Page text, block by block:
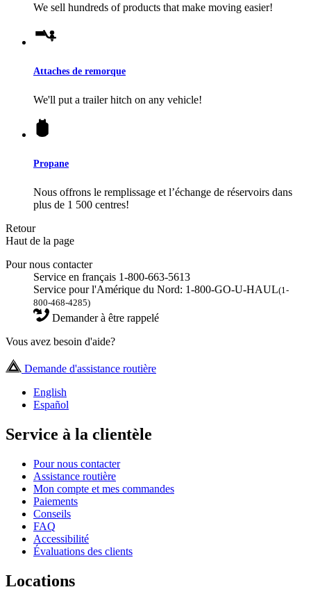
We sell hundreds of products that make moving easier!
Attaches de remorque
We'll put a trailer hitch on any vehicle!
Propane
Nous offrons le remplissage et l’échange de réservoirs dans
plus de 1 500 centres!
Retour
Haut de la page
Pour nous contacter
Service en français 1-800-663-5613
Service pour l'Amérique du Nord: 1-800-GO-U-HAUL(1-
800-468-4285)
Demander à être rappelé
Vous avez besoin d'aide?
Demande d'assistance routière
English
Español
Service à la clientèle
Pour nous contacter
Assistance routière
Mon compte et mes commandes
Paiements
Conseils
FAQ
Accessibilité
Évaluations des clients
Locations